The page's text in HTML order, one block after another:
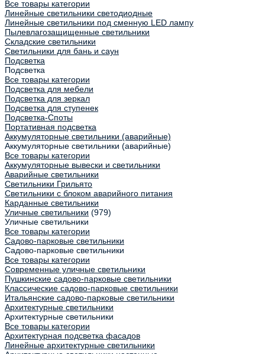
Все товары категории
Линейные светильники светодиодные
Линейные светильники под сменную LED лампу
Пылевлагозащищенные светильники
Складские светильники
Светильники для бань и саун
Подсветка
Подсветка
Все товары категории
Подсветка для мебели
Подсветка для зеркал
Подсветка для ступенек
Подсветка-Споты
Портативная подсветка
Аккумуляторные светильники (аварийные)
Аккумуляторные светильники (аварийные)
Все товары категории
Аккумуляторные вывески и светильники
Аварийные светильники
Светильники Грильято
Светильники с блоком аварийного питания
Карданные светильники
Уличные светильники (979)
Уличные светильники
Все товары категории
Садово-парковые светильники
Садово-парковые светильники
Все товары категории
Современные уличные светильники
Пушкинские садово-парковые светильники
Классические садово-парковые светильники
Итальянские садово-парковые светильники
Архитектурные светильники
Архитектурные светильники
Все товары категории
Архитектурная подсветка фасадов
Линейные архитектурные светильники